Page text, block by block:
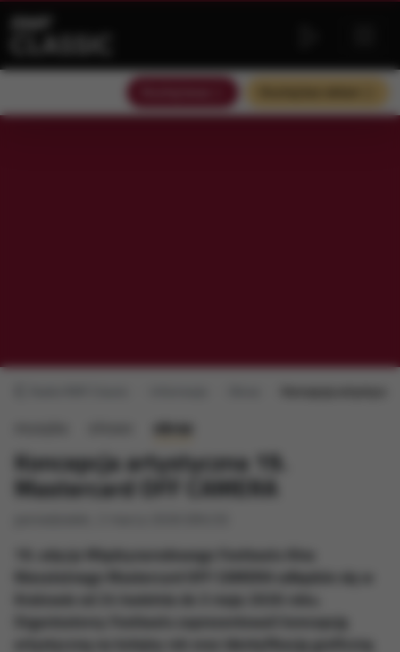
obraz
Koncepcja artystyczna 19.
Mastercard OFF CAMERA
19. edycja Międzynarodowego Festiwalu Kina
Niezależnego Mastercard OFF CAMERA odbędzie się w
Organizatorzy Festiwalu zaprezentowali koncepcję